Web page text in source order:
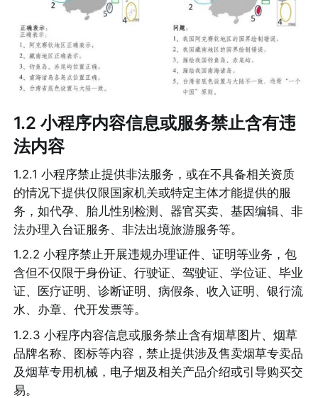
1.2 小程序内容信息或服务禁止含有违
法内容
1.2.1 小程序禁止提供非法服务，或在不具备相关资质
的情况下提供仅限国家机关或特定主体才能提供的服
务，如代孕、胎儿性别检测、器官买卖、基因编辑、非
法办理入台证服务、非法出境旅游服务等。
1.2.2 小程序禁止开展违规办理证件、证明等业务，包
含但不仅限于身份证、行驶证、驾驶证、学位证、毕业
证、医疗证明、诊断证明、病假条、收入证明、银行流
水、办章、代开发票等。
1.2.3 小程序内容信息或服务禁止含有烟草图片、烟草
品牌名称、图标等内容，禁止提供涉及售卖烟草专卖品
及烟草专用机械，电子烟及相关产品介绍或引导购买交
易。